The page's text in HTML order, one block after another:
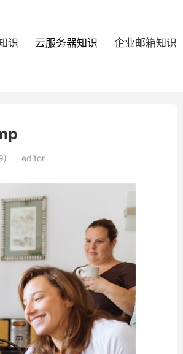
识 云服务器知识 企业邮箱知识
editor